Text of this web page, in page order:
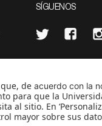
SÍGUENOS
CONTÁCTANOS